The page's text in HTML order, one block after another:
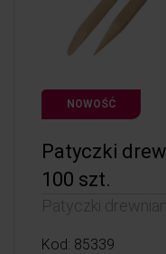
NOWOŚĆ
Patyczki
100 szt.
Patyczki
Kod: 85339